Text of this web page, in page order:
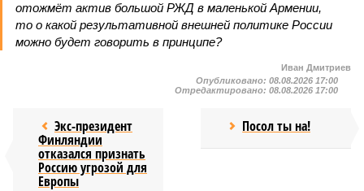
отожмёт актив большой РЖД в маленькой Армении,
то о какой результативной внешней политике России
можно будет говорить в принципе?
Иван Дмитриев
Опубликовано: 08.08.2026 17:00
Отредактировано: 08.08.2026 17:00
Экс-президент
Финляндии
отказался признать
Россию угрозой для
Европы
Посол ты на!